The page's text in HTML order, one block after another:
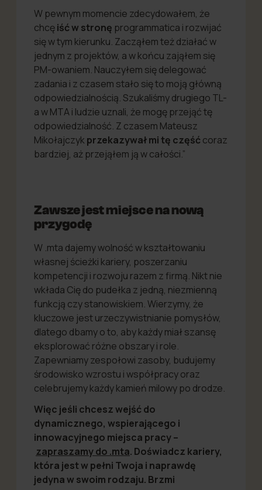
W pewnym momencie zdecydowałem, że
chcęiść w stronę programmatica i rozwijać
się w tym kierunku. Zacząłem też działać w
jednym z projektów, a w końcu zająłem się
PM-owaniem. Nauczyłem się delegować
zadania i z czasem stało się to moją główną
odpowiedzialnością. Szukaliśmy drugiego TL-
a w MTA i ludzie uznali, że mogę przejąć tę
odpowiedzialność. Z czasem Mateusz
Mikołajczykprzekazywał mi tę częśćcoraz
bardziej, aż przejąłem ją w całości.”
Zawsze jest miejsce na nową
przygodę
W .mta dajemy wolność w kształtowaniu
własnej ścieżki kariery, poszerzaniu
kompetencji i rozwoju razem z firmą. Nikt nie
wkłada Cię do pudełka z jedną, niezmienną
funkcją czy stanowiskiem. Wierzymy, że
kluczowe jest urzeczywistnianie pomysłów,
dlatego dbamy o to, aby każdy miał szansę
eksplorować różne obszary i role.
Zapewniamy zespołowi zasoby, budujemy
środowisko wzrostu i współpracy oraz
celebrujemy każdy kamień milowy po drodze.
Więc jeśli chcesz wejść do
dynamicznego, wspierającego i
innowacyjnego miejsca pracy –
zapraszamy do .mta. Doświadcz kariery,
która jest w pełni Twoja i naprawdę
jedyna w swoim rodzaju. Brzmi